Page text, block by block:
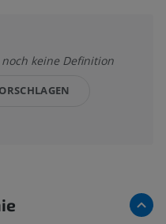
keine Definition